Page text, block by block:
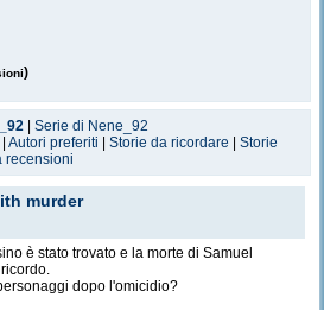
)
Serie di Nene_92
Autori preferiti Storie da ricordare
Storie
recensioni
murder
è stato trovato e la morte di Samuel
dopo l'omicidio?